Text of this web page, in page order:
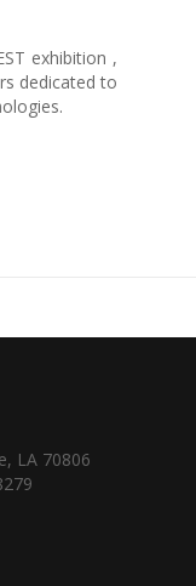
exhibition ,
dedicated to
LA 70806